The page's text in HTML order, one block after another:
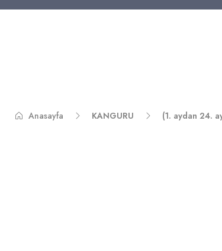
Anasayfa KANGURU (1. aydan 24.